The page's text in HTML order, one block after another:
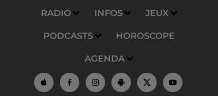
RADIO INFOS JEUX
PODCASTS HOROSCOPE
AGENDA